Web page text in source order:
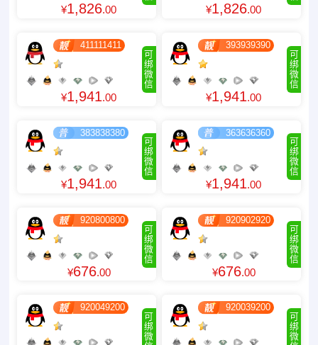
¥1,826.00 ¥1,826.00
可
绑
微
信
411111411
¥1,941.00
可
绑
微
信
393939390
¥1,941.00
可
绑
微
信
383838380
¥1,941.00
可
绑
微
信
363636360
¥1,941.00
可
绑
微
信
920800800
¥676.00
可
绑
微
信
920902920
¥676.00
可
绑
微
920049200
可
绑
微
920039200